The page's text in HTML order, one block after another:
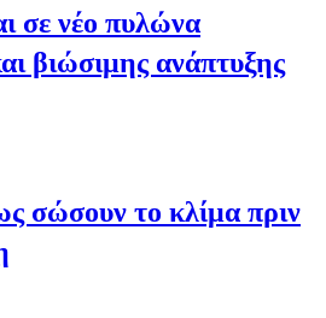
σε νέο πυλώνα
βιώσιμης ανάπτυξης
σώσουν το κλίμα πριν